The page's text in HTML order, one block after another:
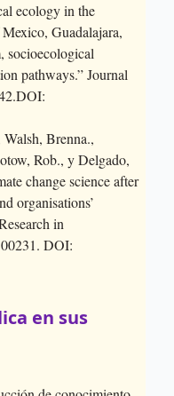
ecology in the
Guadalajara,
socioecological
pathways.” Journal
Brenna.,
Rob., y Delgado,
change science after
organisations’
in
DOI:
en sus